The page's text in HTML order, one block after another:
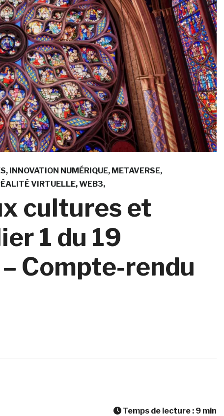
INNOVATION NUMÉRIQUE METAVERSE
VIRTUELLE WEB3
cultures et
1 du 19
Compte-rendu
Temps de lecture : 9 min